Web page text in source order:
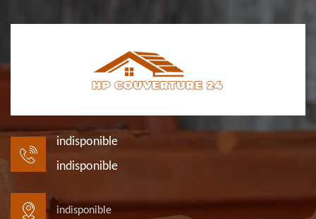
indisponible
indisponible
indisponible